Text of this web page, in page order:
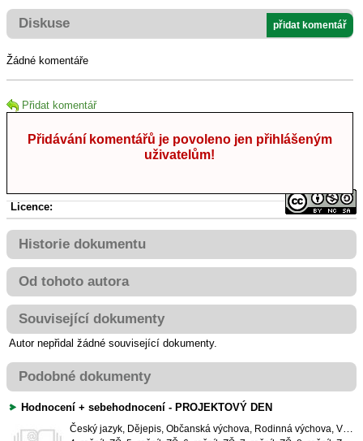
Diskuse přidat komentář
Žádné komentáře
Přidat komentář
Přidávání komentářů je povoleno jen přihlášeným
uživatelům!
Licence:
Historie dokumentu
Od tohoto autora
Související dokumenty
Autor nepřidal žádné související dokumenty.
Podobné dokumenty
Hodnocení + sebehodnocení - PROJEKTOVÝ DEN
Český jazyk, Dějepis, Občanská výchova, Rodinná výchova, Vlastivěda